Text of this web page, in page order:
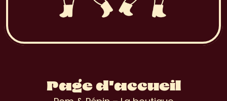
Page d'accueil